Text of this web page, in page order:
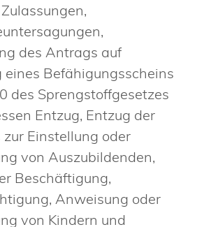
des Antrags auf
eines Befähigungsscheins
des Sprengstoffgesetzes
Entzug, Entzug der
zur Einstellung oder
von Auszubildenden,
Beschäftigung,
Anweisung oder
von Kindern und